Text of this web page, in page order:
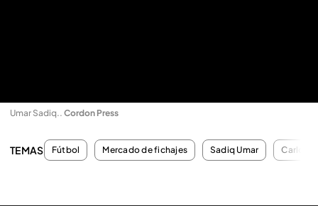
Umar Sadiq.. Cordon Press
TEMAS Fútbol Mercado de fichajes Sadiq Umar Carlos